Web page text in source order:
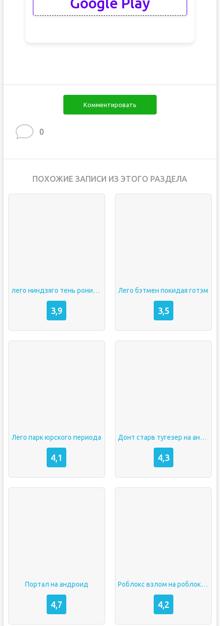
Комментировать
0
ПОХОЖИЕ ЗАПИСИ ИЗ ЭТОГО РАЗДЕЛА
лего ниндзяго тень ронина на андроид
3,9
Лего бэтмен покидая готэм
3,5
Лего парк юрского периода
4,1
Донт старв тугезер на андроид
4,3
Портал на андроид
4,7
Роблокс взлом на роблоксы
4,2